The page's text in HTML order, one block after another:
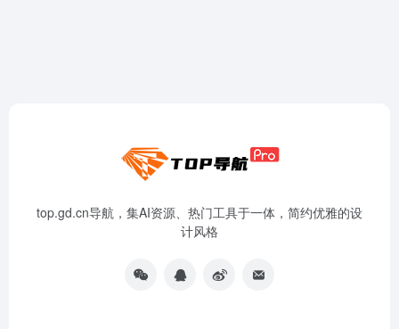
top.gd.cn导航，集AI资源、热门工具于一体，简约优雅的设
计风格